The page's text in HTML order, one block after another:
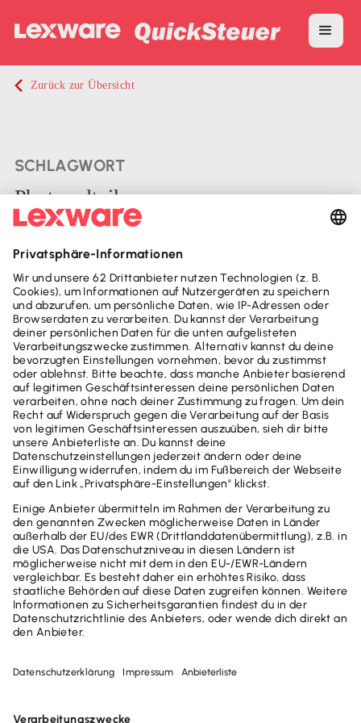
Zurück zur Übersicht
SCHLAGWORT
Photovoltaik
Photovoltaikanlagen: Was sich ab 2023 alles
ändert
Die Beliebtheit von Photovoltaikanlagen hat in den
letzten Jahren stark zugenommen. Steigende
Stromkosten, das Bewusstsein für nachhaltiges
Wirtschaften und der Wunsch, einen aktiven Beitrag zum
Anschaffung einer solchen Anlage abgehalten. Das ist
über die Anschaffung einer PV-Anlage nachzudenken,